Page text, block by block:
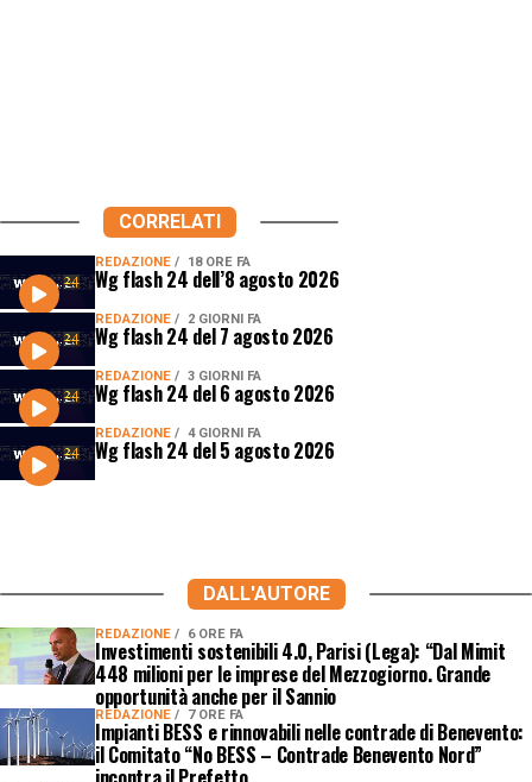
CORRELATI
REDAZIONE 18 ORE FA
Wg flash 24 dell’8 agosto 2026
REDAZIONE 2 GIORNI FA
Wg flash 24 del 7 agosto 2026
REDAZIONE 3 GIORNI FA
Wg flash 24 del 6 agosto 2026
REDAZIONE 4 GIORNI FA
Wg flash 24 del 5 agosto 2026
DALL'AUTORE
REDAZIONE 6 ORE FA
Investimenti sostenibili 4.0, Parisi (Lega): “Dal Mimit
448 milioni per le imprese del Mezzogiorno. Grande
opportunità anche per il Sannio
REDAZIONE 7 ORE FA
Impianti BESS e rinnovabili nelle contrade di Benevento:
il Comitato “No BESS – Contrade Benevento Nord”